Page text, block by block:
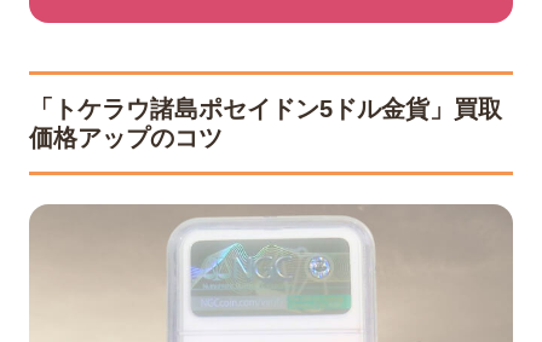
「トケラウ諸島ポセイドン5ドル金貨」買取
価格アップのコツ